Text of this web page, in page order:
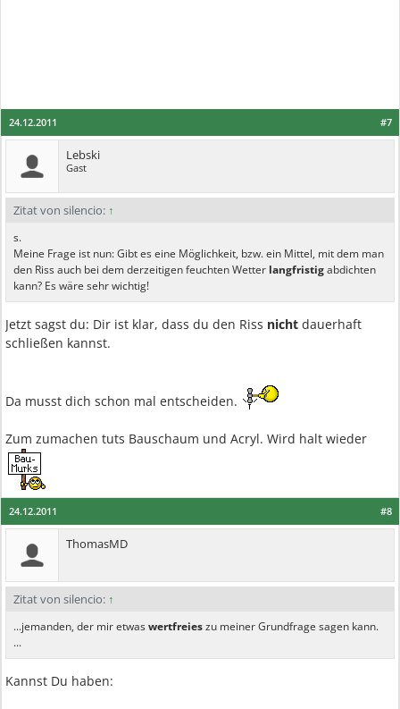
#7
24.12.2011
Lebski
Gast
Zitat von silencio: ↑
s.
Meine Frage ist nun: Gibt es eine Möglichkeit, bzw. ein Mittel, mit dem man
den Riss auch bei dem derzeitigen feuchten Wetter langfristigabdichten
kann? Es wäre sehr wichtig!
Jetzt sagst du: Dir ist klar, dass du den Riss nicht dauerhaft
schließen kannst.
Da musst dich schon mal entscheiden.
Zum zumachen tuts Bauschaum und Acryl. Wird halt wieder
#8
24.12.2011
ThomasMD
Zitat von silencio: ↑
...jemanden, der mir etwaswertfreieszu meiner Grundfrage sagen kann.
...
Kannst Du haben: